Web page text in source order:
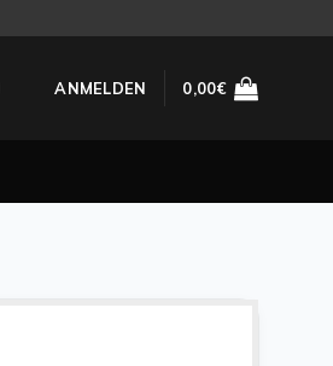
ANMELDEN 0,00€